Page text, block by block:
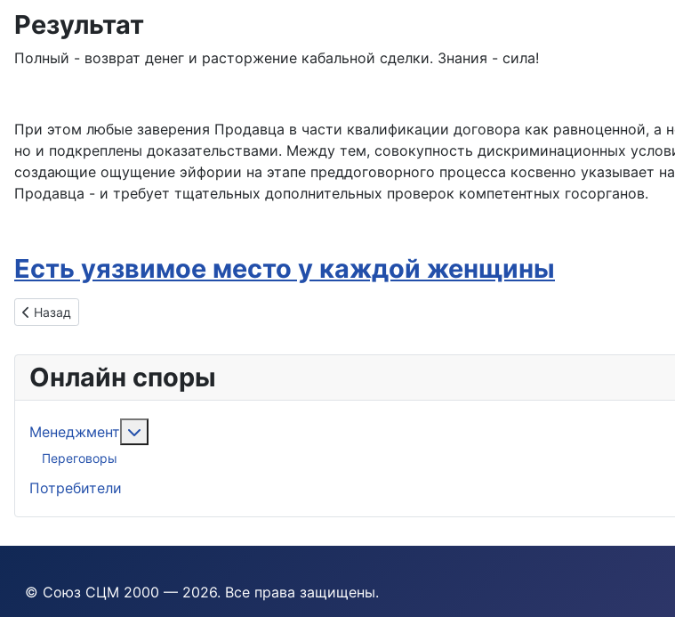
Результат
Полный - возврат денег и расторжение кабальной сделки. Знания - сила!
При этом любые заверения Продавца в части квалификации договора как равноценной,
но и подкреплены доказательствами. Между тем, совокупность дискриминационных
создающие ощущение эйфории на этапе преддоговорного процесса косвенно указывает
Продавца - и требует тщательных дополнительных проверок компетентных госорганов.
Есть уязвимое место у каждой женщины
Предыдущий: Пенсионерка засудила адвоката
Назад
Онлайн споры
Менеджмент
Переговоры
Потребители
© Союз СЦМ 2000 — 2026. Все права защищены.